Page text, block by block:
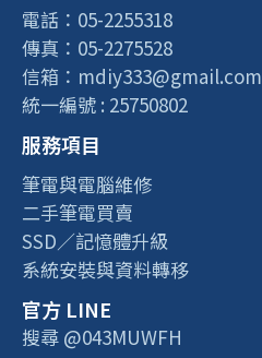
電話：05-2255318
傳真：05-2275528
信箱：mdiy333@gmail.com
統一編號 : 25750802
服務項目
筆電與電腦維修
二手筆電買賣
SSD／記憶體升級
系統安裝與資料轉移
官方 LINE
搜尋 @043MUWFH